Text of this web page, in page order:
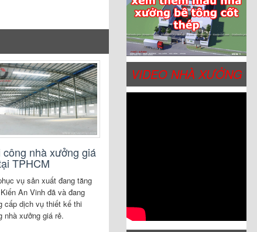
công nhà xưởng giá
TPHCM
vụ sản xuất đang tăng
An Vinh đã và đang
cấp dịch vụ thiết kế thi
nhà xưởng giá rẻ.
VIDEO NHÀ XƯỞNG